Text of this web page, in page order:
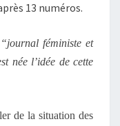
13 numéros.
féministe et
née l’idée de cette
de la situation des